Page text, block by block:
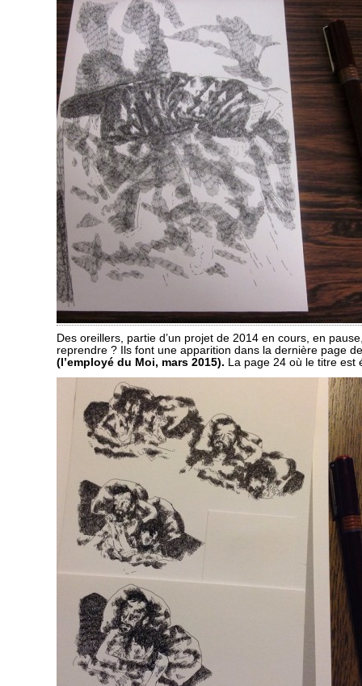
Des oreillers, partie d’un projet de 2014 en cours, en
reprendre ? Ils font une apparition dans la dernière page
(l’employé du Moi, mars 2015). La page 24 où le titre est